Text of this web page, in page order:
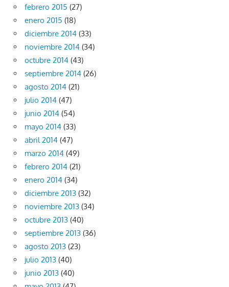
febrero 2015 (27)
enero 2015 (18)
diciembre 2014 (33)
noviembre 2014 (34)
octubre 2014 (43)
septiembre 2014 (26)
agosto 2014 (21)
julio 2014 (47)
junio 2014 (54)
mayo 2014 (33)
abril 2014 (47)
marzo 2014 (49)
febrero 2014 (21)
enero 2014 (34)
diciembre 2013 (32)
noviembre 2013 (34)
octubre 2013 (40)
septiembre 2013 (36)
agosto 2013 (23)
julio 2013 (40)
junio 2013 (40)